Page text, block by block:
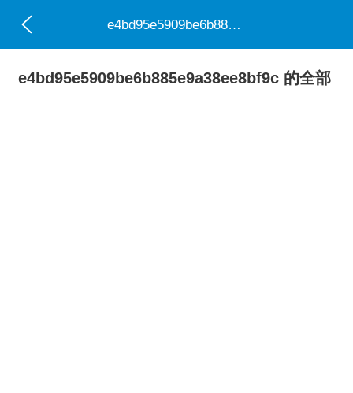
e4bd95e5909be6b885e9a38ee8bf9c
e4bd95e5909be6b885e9a38ee8bf9c 的全部